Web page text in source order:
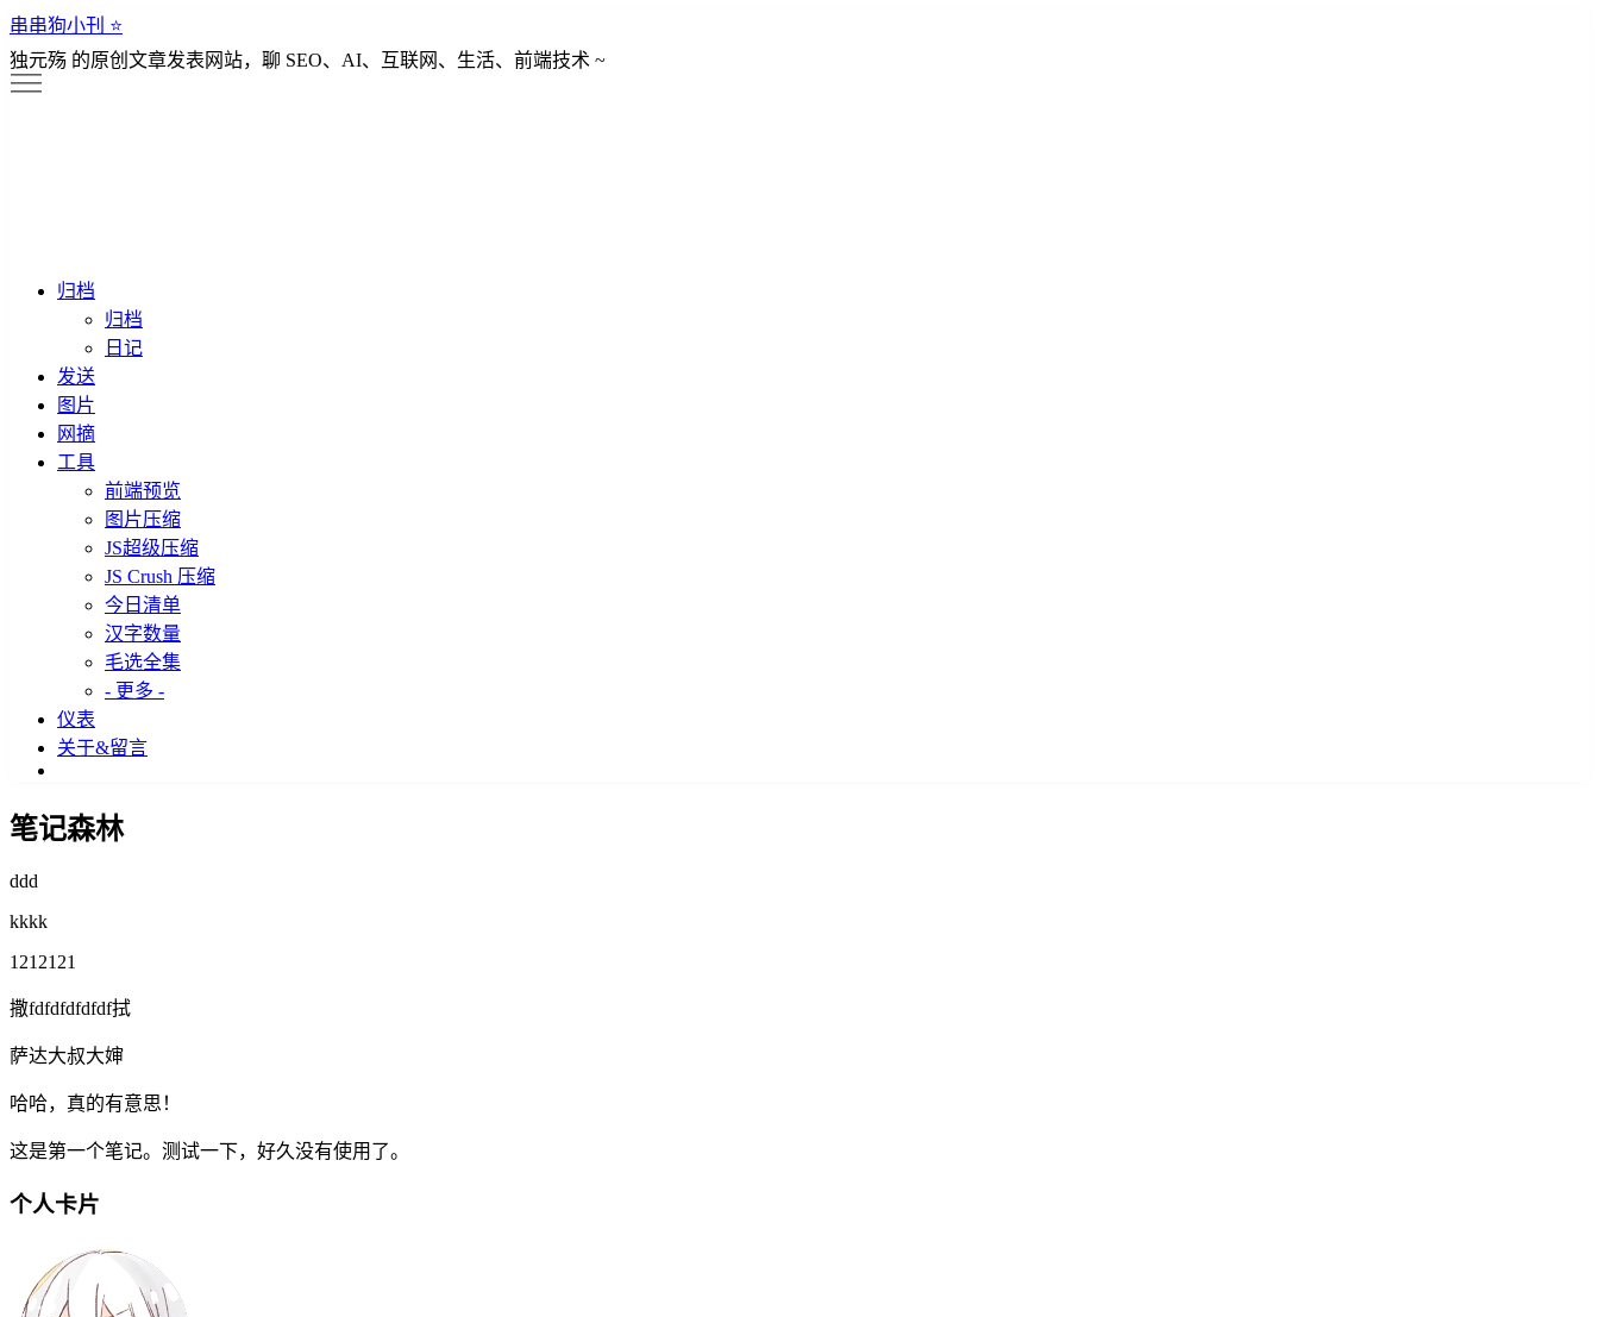
串串狗小刊 ⭐️
独元殇 的原创文章发表网站，聊 SEO、AI、互联网、生活、前端技术 ~
归档
归档
日记
发送
图片
网摘
工具
前端预览
图片压缩
JS超级压缩
JS Crush 压缩
今日清单
汉字数量
毛选全集
- 更多 -
仪表
关于&留言
笔记森林
ddd
kkkk
1212121
撒fdfdfdfdfdf拭
萨达大叔大婶
哈哈，真的有意思！
这是第一个笔记。测试一下，好久没有使用了。
个人卡片